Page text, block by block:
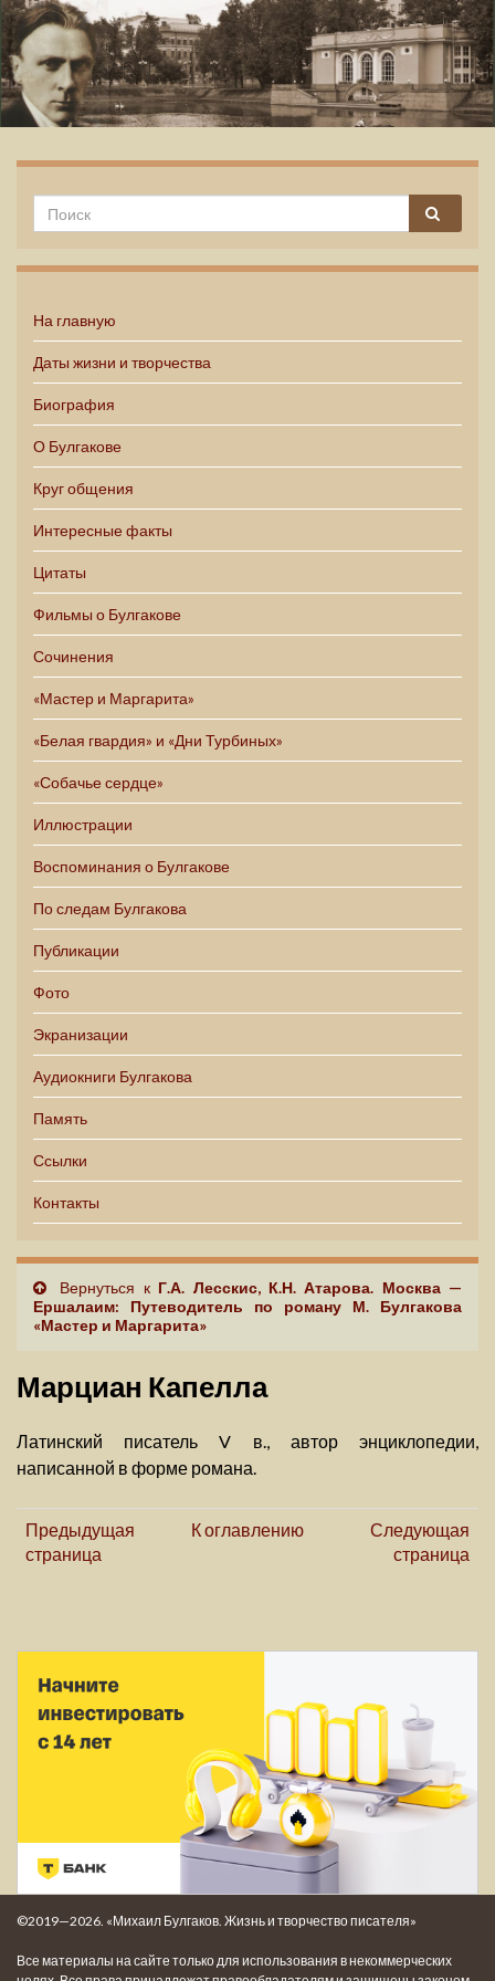
На главную
Даты жизни и творчества
Биография
О Булгакове
Круг общения
Интересные факты
Цитаты
Фильмы о Булгакове
Сочинения
«Мастер и Маргарита»
«Белая гвардия» и «Дни Турбиных»
«Собачье сердце»
Иллюстрации
Воспоминания о Булгакове
По следам Булгакова
Публикации
Фото
Экранизации
Аудиокниги Булгакова
Память
Ссылки
Контакты
Вернуться к Г.А. Лесскис, К.Н. Атарова. Москва —
Ершалаим: Путеводитель по роману М. Булгакова
«Мастер и Маргарита»
Марциан Капелла
Латинский писатель V в., автор энциклопедии,
написанной в форме романа.
Предыдущая
страница
К оглавлению
Следующая
страница
©2019—2026. «Михаил Булгаков. Жизнь и творчество писателя»
Все материалы на сайте только для использования в некоммерческих